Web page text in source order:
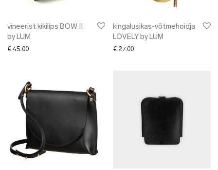
vineerist kikilips BOW II
by LUM
€ 45.00
kingalusikas-võtmehoidja
LOVELY by LUM
€ 27.00